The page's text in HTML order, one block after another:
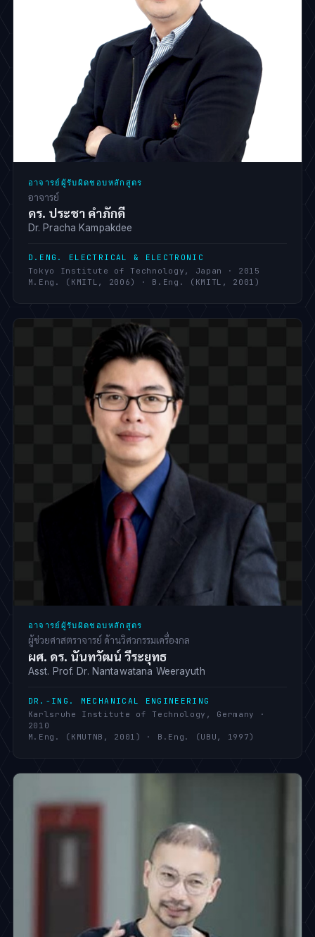
อาจารย์ผู้รับผิดชอบหลักสูตร
อาจารย์
ดร. ประชา คำภักดี
Dr. Pracha Kampakdee
D.ENG. ELECTRICAL & ELECTRONIC
Tokyo Institute of Technology, Japan · 2015
M.Eng. (KMITL, 2006) · B.Eng. (KMITL, 2001)
อาจารย์ผู้รับผิดชอบหลักสูตร
ผู้ช่วยศาสตราจารย์ ด้านวิศวกรรมเครื่องกล
ผศ. ดร. นันทวัฒน์ วีระยุทธ
Asst. Prof. Dr. Nantawatana Weerayuth
DR.-ING. MECHANICAL ENGINEERING
Karlsruhe Institute of Technology, Germany ·
2010
M.Eng. (KMUTNB, 2001) · B.Eng. (UBU, 1997)